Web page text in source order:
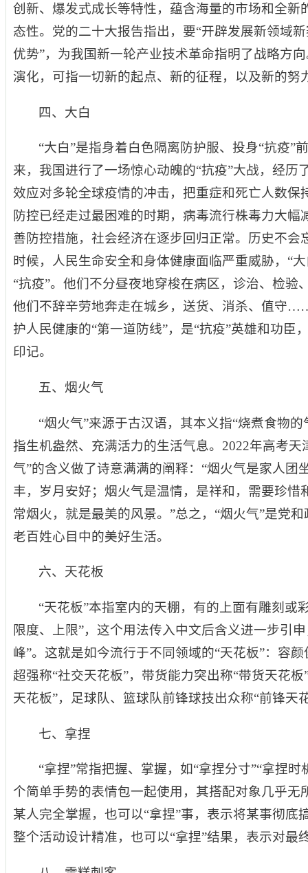
创新、爆发式成长等特性，蕴含海量的市场和全新
态性。党的二十大报告指出，要“开辟发展新领域
优势”，为我国新一轮产业技术革命指明了战略方
演化，可指一切新的起点、新的征程，以及新的努
四、大白
“大白”是指身着白色隔离防护服、投身“抗疫”
来，我国进行了一场惊心动魄的“抗疫”大战，经历
效应对多轮全球疫情的冲击，把重症和死亡人数保
防控已经走过最困难的时期，病毒流行株毒力大幅
善防控措施，社会经济在逐步回归正常。历史不会
时候，人民生命安全和身体健康面临严重威胁，“
“抗疫”。他们不分昼夜地穿梭在病区，诊治、检
他们不辞辛劳地奔走在城乡，送货、消杀、值守
护人民健康的“第一道防线”，是“抗疫”英雄和功臣
印记。
五、烟火气
“烟火气”来源于古汉语，其本义指“烧煮食物
指生机盎然、充满活力的生活气息。2022年高考天
气”的含义做了诗意满满的阐释：“烟火气是家人团
丰，岁月安好；烟火气是温情，是祥和，需要珍惜
常烟火，就是最美的风景。”总之，“烟火气”是党
老百姓心目中的美好生活。
六、天花板
“天花板”本指室内的天棚，有的上面有雕刻或
限度、上限”，这个用法传入中文后含义进一步引
峰”。这就是如今流行于不同领域的“天花板”：容
超强称“社交天花板”，带货能力突出称“带货天花
天花板”，足球队、篮球队前锋球技出众称“前锋天
七、拿捏
“拿捏”常指把握、掌握，如“拿捏分寸”“拿捏
个简单手势的表情包一起使用，其搭配对象几乎无
某人完全掌握，也可以“拿捏”事，表示将某事彻底
整个活动设计精准，也可以“拿捏”结果，表示对最